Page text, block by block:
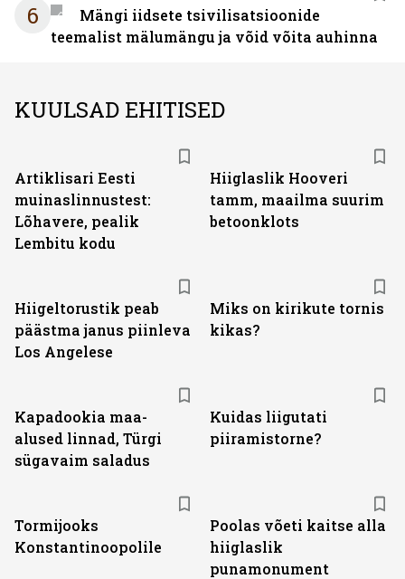
6
Mängi iidsete tsivilisatsioonide
teemalist mälumängu ja võid võita auhinna
KUULSAD EHITISED
Artiklisari Eesti
muinaslinnustest:
Lõhavere, pealik
Lembitu kodu
Hiiglaslik Hooveri
tamm, maailma suurim
betoonklots
Hiigeltorustik peab
päästma janus piinleva
Los Angelese
Miks on kirikute tornis
kikas?
Kapadookia maa-
alused linnad, Türgi
sügavaim saladus
Kuidas liigutati
piiramistorne?
Tormijooks
Konstantinoopolile
Poolas võeti kaitse alla
hiiglaslik
punamonument